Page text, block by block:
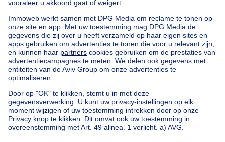
Appartementsblok te koop
Uitzonderlijk vastgoed te koop
Boerderij te koop
Bungalow te koop
Chalet te koop
Kasteel te koop
Landhuis te koop
Gebouw gemengd gebruik te koop
Andere panden te koop
Manoir te koop
Huis te koop goedkoop in St-Joost-ten-Node
Onze huizen buiten BelgiëHuis te koop Frankrijk
Huis te koop Spanje
Huis te koop Luxemburg
Huis te koop Nederland
Over
Tools